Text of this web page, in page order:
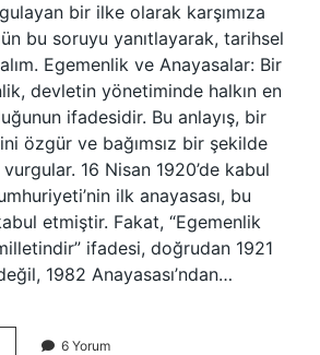
bir ilke olarak karşımıza
bu soruyu yanıtlayarak, tarihsel
Egemenlik ve Anayasalar: Bir
devletin yönetiminde halkın en
ifadesidir. Bu anlayış, bir
özgür ve bağımsız bir şekilde
16 Nisan 1920’de kabul
ilk anayasası, bu
etmiştir. Fakat, “Egemenlik
ifadesi, doğrudan 1921
1982 Anayasası’ndan…
Egemenlik 6 Yorum